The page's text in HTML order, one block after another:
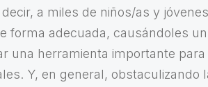
a miles de niños/as y
forma adecuada, causándoles
una herramienta importante
Y, en general, obstaculizando